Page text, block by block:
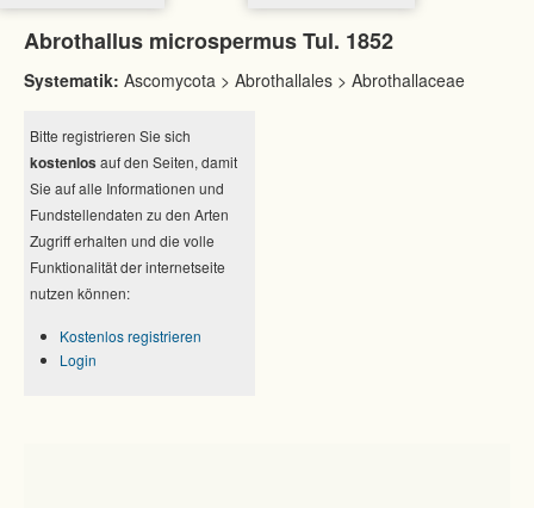
Abrothallus microspermus Tul. 1852
Systematik: Ascomycota > Abrothallales > Abrothallaceae
Bitte registrieren Sie sich
kostenlos auf den Seiten, damit
Sie auf alle Informationen und
Fundstellendaten zu den Arten
Zugriff erhalten und die volle
Funktionalität der internetseite
nutzen können:
Kostenlos registrieren
Login